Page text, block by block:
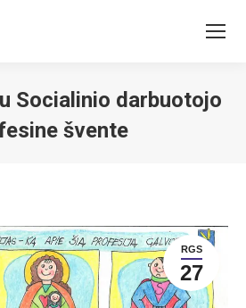
Socialinio darbuotojo
švente
RGS
27